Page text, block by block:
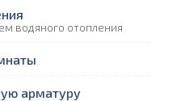
водяного отопления
арматуру